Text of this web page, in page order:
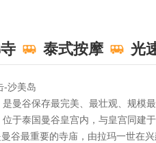
泰式按摩 光
-沙美岛
曼谷保存最完美、最壮观、规模
于泰国曼谷皇宫内，与皇宫同建
谷最重要的寺庙，由拉玛一世在